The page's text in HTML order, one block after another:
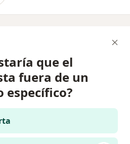
que el
fuera de un
específico?